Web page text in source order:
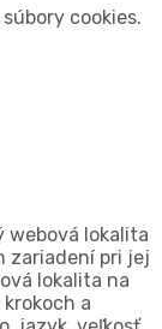
cookies.
webová lokalita
zariadení pri jej
lokalita na
a